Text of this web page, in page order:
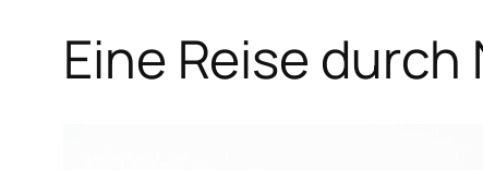
Eine Reise